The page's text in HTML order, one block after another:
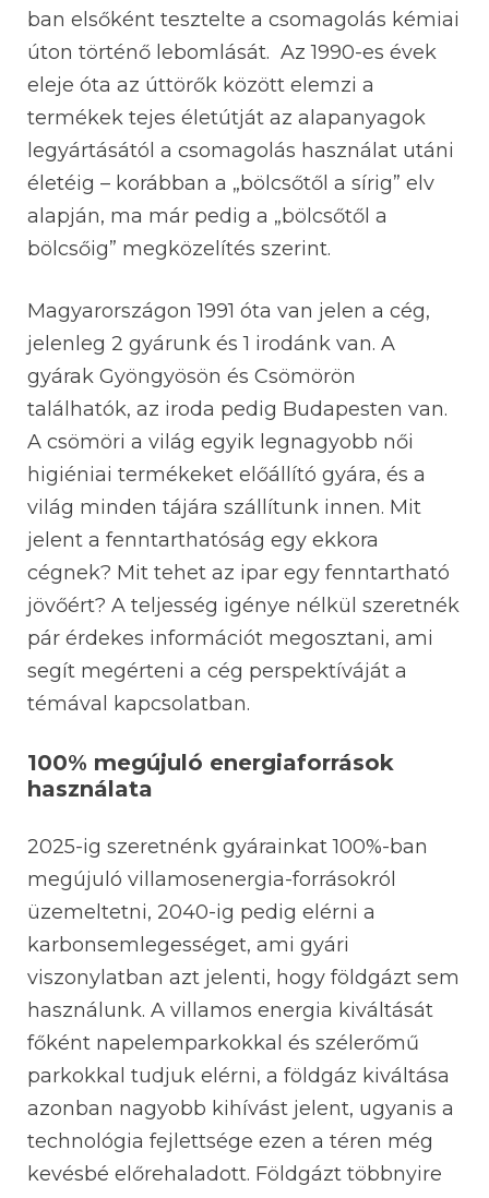
ban elsőként tesztelte a csomagolás kémiai
úton történő lebomlását. Az 1990-es évek
eleje óta az úttörők között elemzi a
termékek tejes életútját az alapanyagok
legyártásától a csomagolás használat utáni
életéig – korábban a „bölcsőtől a sírig” elv
alapján, ma már pedig a „bölcsőtől a
bölcsőig” megközelítés szerint.
Magyarországon 1991 óta van jelen a cég,
jelenleg 2 gyárunk és 1 irodánk van. A
gyárak Gyöngyösön és Csömörön
találhatók, az iroda pedig Budapesten van.
A csömöri a világ egyik legnagyobb női
higiéniai termékeket előállító gyára, és a
világ minden tájára szállítunk innen. Mit
jelent a fenntarthatóság egy ekkora
cégnek? Mit tehet az ipar egy fenntartható
jövőért? A teljesség igénye nélkül szeretnék
pár érdekes információt megosztani, ami
segít megérteni a cég perspektíváját a
témával kapcsolatban.
100% megújuló energiaforrások
használata
2025-ig szeretnénk gyárainkat 100%-ban
megújuló villamosenergia-forrásokról
üzemeltetni, 2040-ig pedig elérni a
karbonsemlegességet, ami gyári
viszonylatban azt jelenti, hogy földgázt sem
használunk. A villamos energia kiváltását
főként napelemparkokkal és szélerőmű
parkokkal tudjuk elérni, a földgáz kiváltása
azonban nagyobb kihívást jelent, ugyanis a
technológia fejlettsége ezen a téren még
kevésbé előrehaladott. Földgázt többnyire